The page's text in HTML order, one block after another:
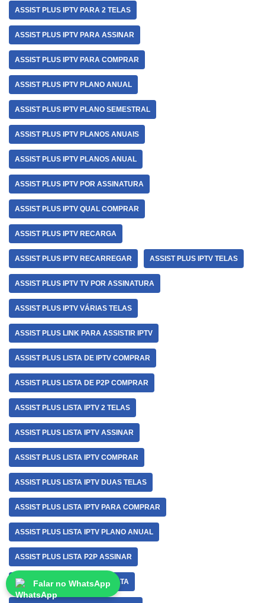
ASSIST PLUS IPTV PARA 2 TELAS
ASSIST PLUS IPTV PARA ASSINAR
ASSIST PLUS IPTV PARA COMPRAR
ASSIST PLUS IPTV PLANO ANUAL
ASSIST PLUS IPTV PLANO SEMESTRAL
ASSIST PLUS IPTV PLANOS ANUAIS
ASSIST PLUS IPTV PLANOS ANUAL
ASSIST PLUS IPTV POR ASSINATURA
ASSIST PLUS IPTV QUAL COMPRAR
ASSIST PLUS IPTV RECARGA
ASSIST PLUS IPTV RECARREGAR ASSIST PLUS IPTV TELAS
ASSIST PLUS IPTV TV POR ASSINATURA
ASSIST PLUS IPTV VÁRIAS TELAS
ASSIST PLUS LINK PARA ASSISTIR IPTV
ASSIST PLUS LISTA DE IPTV COMPRAR
ASSIST PLUS LISTA DE P2P COMPRAR
ASSIST PLUS LISTA IPTV 2 TELAS
ASSIST PLUS LISTA IPTV ASSINAR
ASSIST PLUS LISTA IPTV COMPRAR
ASSIST PLUS LISTA IPTV DUAS TELAS
ASSIST PLUS LISTA IPTV PARA COMPRAR
ASSIST PLUS LISTA IPTV PLANO ANUAL
ASSIST PLUS LISTA P2P ASSINAR
ASSIST PLUS LISTA P2P BARATA
Falar no WhatsApp